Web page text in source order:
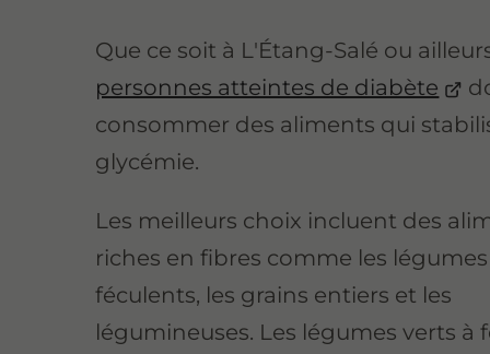
Que ce soit à L'Étang-Salé ou
personnes atteintes de diabète
consommer des aliments qui
glycémie.
Les meilleurs choix incluent des
riches en fibres comme les
féculents, les grains entiers et les
légumineuses. Les légumes verts à